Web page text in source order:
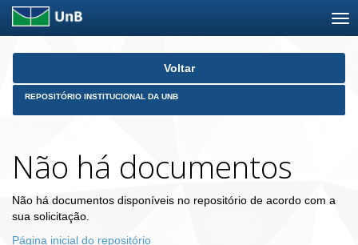
Skip
Voltar
REPOSITÓRIO INSTITUCIONAL DA UNB
Não há documentos
Não há documentos disponíveis no repositório de acordo com a
sua solicitação.
Página inicial do repositório